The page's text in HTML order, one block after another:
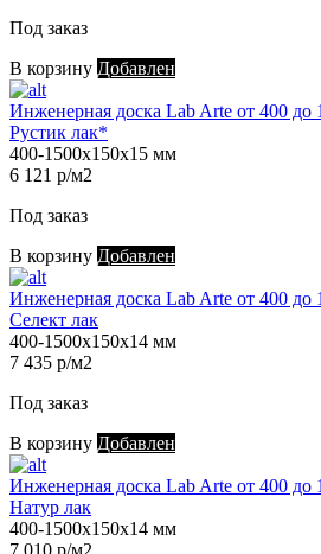
Под заказ
В корзину Добавлен
Инженерная доска Lab Arte от 400 до
Рустик лак*
400-1500х150х15 мм
6 121 р/м2
Под заказ
В корзину Добавлен
Инженерная доска Lab Arte от 400 до
Селект лак
400-1500х150х14 мм
7 435 р/м2
Под заказ
В корзину Добавлен
Инженерная доска Lab Arte от 400 до
Натур лак
400-1500х150х14 мм